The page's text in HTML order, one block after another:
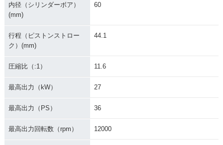
2015年 YZF-R25・
特別・限定仕様
内径（シリンダーボア）
(mm)
60
行程（ピストンストロー
ク）(mm)
44.1
圧縮比（:1） 11.6
最高出力（kW） 27
最高出力（PS） 36
最高出力回転数（rpm） 12000